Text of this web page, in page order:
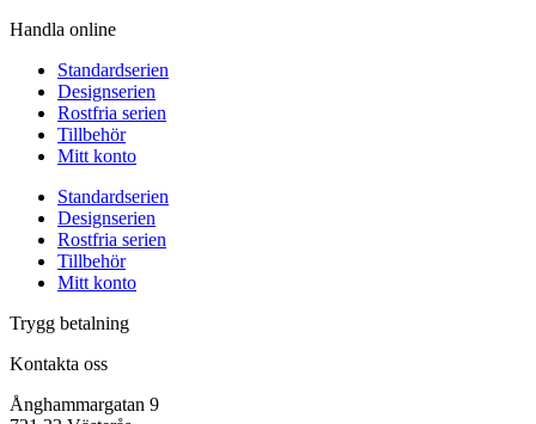
Handla online
Standardserien
Designserien
Rostfria serien
Tillbehör
Mitt konto
Standardserien
Designserien
Rostfria serien
Tillbehör
Mitt konto
Trygg betalning
Kontakta oss
Ånghammargatan 9